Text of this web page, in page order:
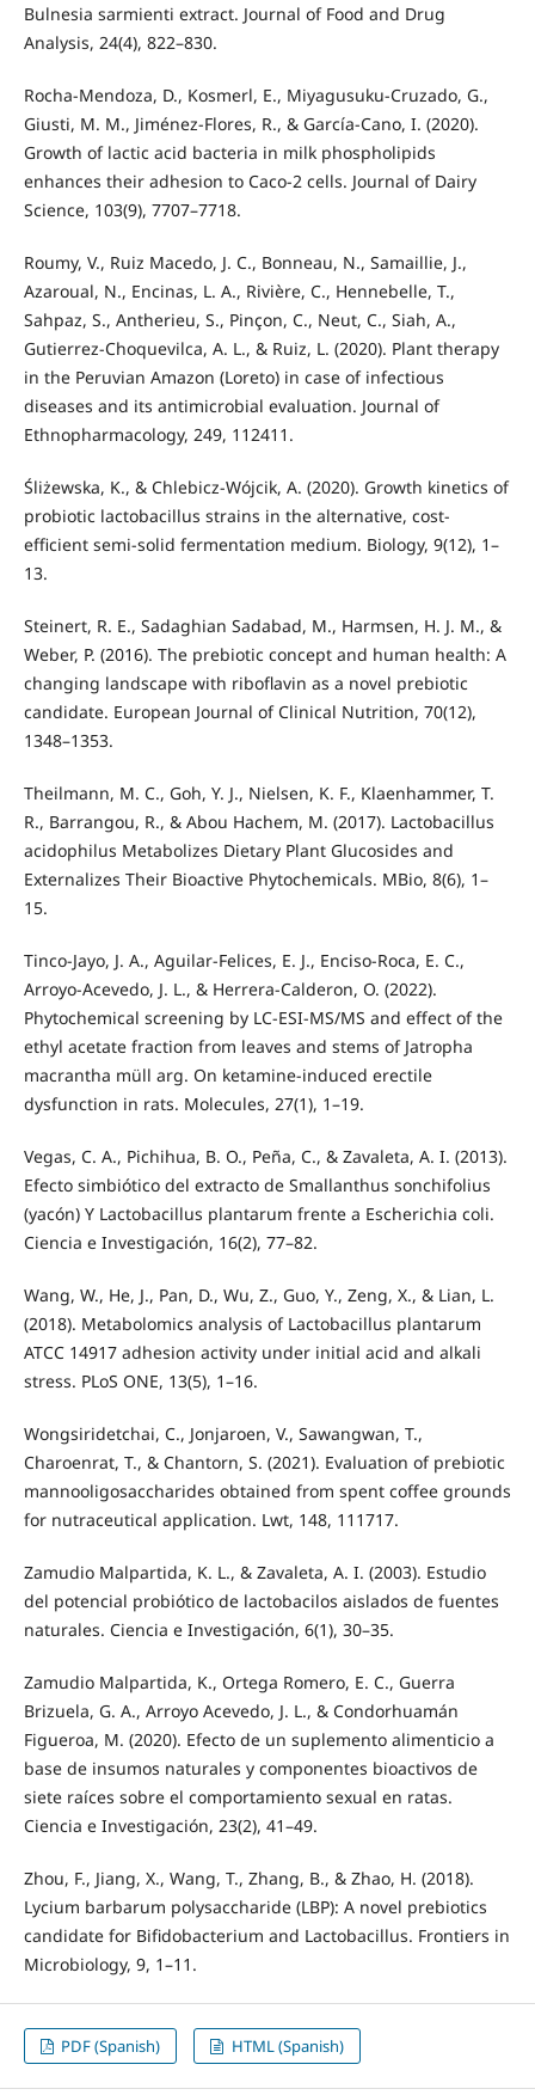
Bulnesia sarmienti extract. Journal of Food and Drug
Analysis, 24(4), 822–830.
Rocha-Mendoza, D., Kosmerl, E., Miyagusuku-Cruzado, G.,
Giusti, M. M., Jiménez-Flores, R., & García-Cano, I. (2020).
Growth of lactic acid bacteria in milk phospholipids
enhances their adhesion to Caco-2 cells. Journal of Dairy
Science, 103(9), 7707–7718.
Roumy, V., Ruiz Macedo, J. C., Bonneau, N., Samaillie, J.,
Azaroual, N., Encinas, L. A., Rivière, C., Hennebelle, T.,
Sahpaz, S., Antherieu, S., Pinçon, C., Neut, C., Siah, A.,
Gutierrez-Choquevilca, A. L., & Ruiz, L. (2020). Plant therapy
in the Peruvian Amazon (Loreto) in case of infectious
diseases and its antimicrobial evaluation. Journal of
Ethnopharmacology, 249, 112411.
Śliżewska, K., & Chlebicz-Wójcik, A. (2020). Growth kinetics of
probiotic lactobacillus strains in the alternative, cost-
efficient semi-solid fermentation medium. Biology, 9(12), 1–
13.
Steinert, R. E., Sadaghian Sadabad, M., Harmsen, H. J. M., &
Weber, P. (2016). The prebiotic concept and human health: A
changing landscape with riboflavin as a novel prebiotic
candidate. European Journal of Clinical Nutrition, 70(12),
1348–1353.
Theilmann, M. C., Goh, Y. J., Nielsen, K. F., Klaenhammer, T.
R., Barrangou, R., & Abou Hachem, M. (2017). Lactobacillus
acidophilus Metabolizes Dietary Plant Glucosides and
Externalizes Their Bioactive Phytochemicals. MBio, 8(6), 1–
15.
Tinco-Jayo, J. A., Aguilar-Felices, E. J., Enciso-Roca, E. C.,
Arroyo-Acevedo, J. L., & Herrera-Calderon, O. (2022).
Phytochemical screening by LC-ESI-MS/MS and effect of the
ethyl acetate fraction from leaves and stems of Jatropha
macrantha müll arg. On ketamine-induced erectile
dysfunction in rats. Molecules, 27(1), 1–19.
Vegas, C. A., Pichihua, B. O., Peña, C., & Zavaleta, A. I. (2013).
Efecto simbiótico del extracto de Smallanthus sonchifolius
(yacón) Y Lactobacillus plantarum frente a Escherichia coli.
Ciencia e Investigación, 16(2), 77–82.
Wang, W., He, J., Pan, D., Wu, Z., Guo, Y., Zeng, X., & Lian, L.
(2018). Metabolomics analysis of Lactobacillus plantarum
ATCC 14917 adhesion activity under initial acid and alkali
stress. PLoS ONE, 13(5), 1–16.
Wongsiridetchai, C., Jonjaroen, V., Sawangwan, T.,
Charoenrat, T., & Chantorn, S. (2021). Evaluation of prebiotic
mannooligosaccharides obtained from spent coffee grounds
for nutraceutical application. Lwt, 148, 111717.
Zamudio Malpartida, K. L., & Zavaleta, A. I. (2003). Estudio
del potencial probiótico de lactobacilos aislados de fuentes
naturales. Ciencia e Investigación, 6(1), 30–35.
Zamudio Malpartida, K., Ortega Romero, E. C., Guerra
Brizuela, G. A., Arroyo Acevedo, J. L., & Condorhuamán
Figueroa, M. (2020). Efecto de un suplemento alimenticio a
base de insumos naturales y componentes bioactivos de
siete raíces sobre el comportamiento sexual en ratas.
Ciencia e Investigación, 23(2), 41–49.
Zhou, F., Jiang, X., Wang, T., Zhang, B., & Zhao, H. (2018).
Lycium barbarum polysaccharide (LBP): A novel prebiotics
candidate for Bifidobacterium and Lactobacillus. Frontiers in
Microbiology, 9, 1–11.
PDF (Spanish) HTML (Spanish)